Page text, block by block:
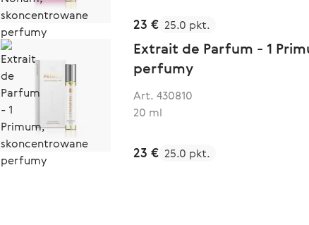
23 € 25.0 pkt.
Extrait de Parfum - 1
perfumy
Art. 430810
20 ml
23 € 25.0 pkt.